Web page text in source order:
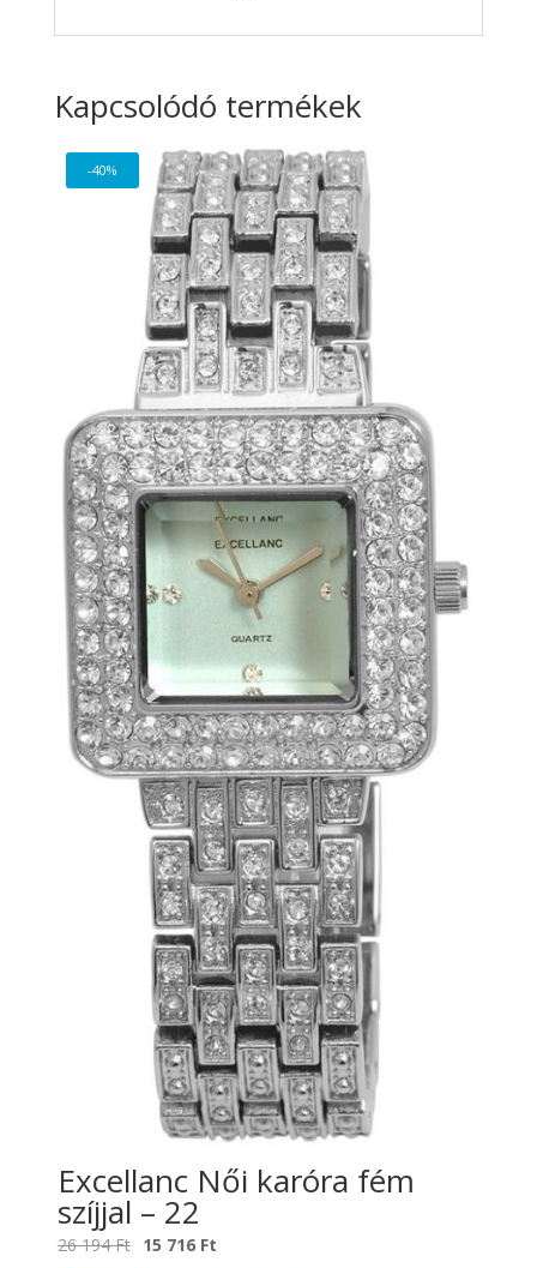
Kapcsolódó termékek
-40%
Excellanc Női karóra fém
szíjjal – 22
26 194Ft Original
15 716 Ft